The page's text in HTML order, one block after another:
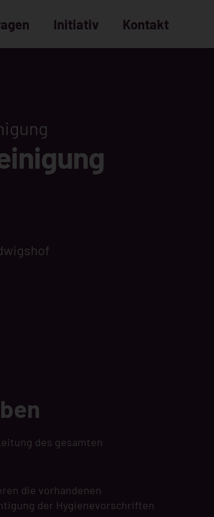
Initiativ Kontakt
des gesamten
die vorhandenen
der Hygienevorschriften